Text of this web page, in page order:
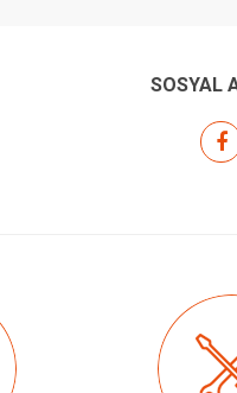
SOSYAL